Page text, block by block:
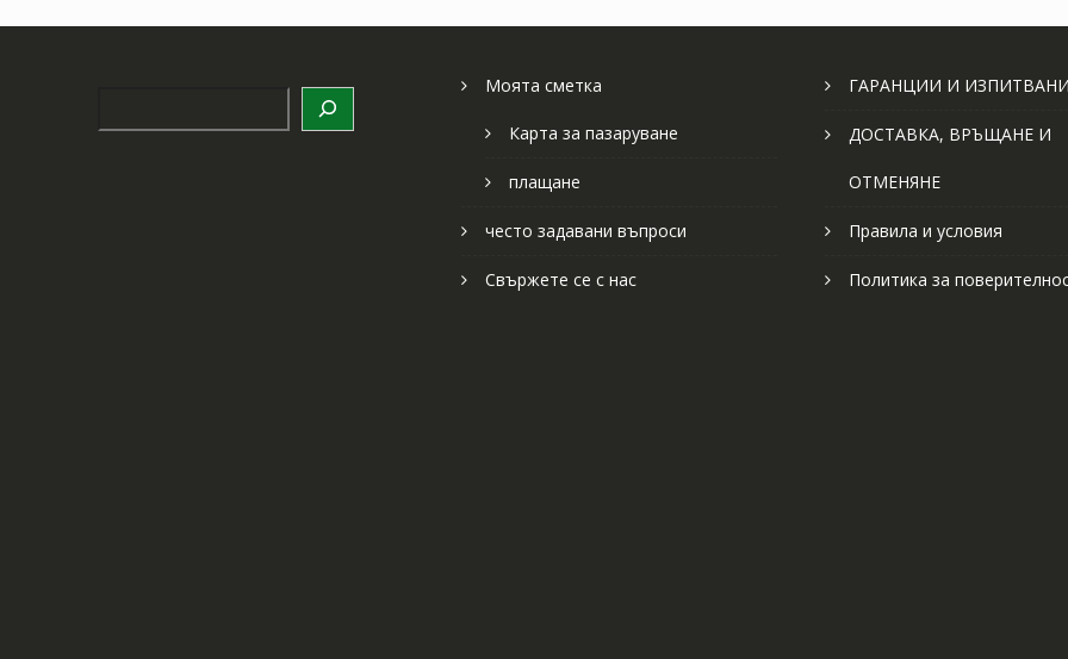
Моята сметка
Карта за пазаруване
плащане
често задавани въпроси
Свържете се с нас
ГАРАНЦИИ И
ДОСТАВКА, ВРЪЩАНЕ И
ОТМЕНЯНЕ
Правила и условия
Политика за